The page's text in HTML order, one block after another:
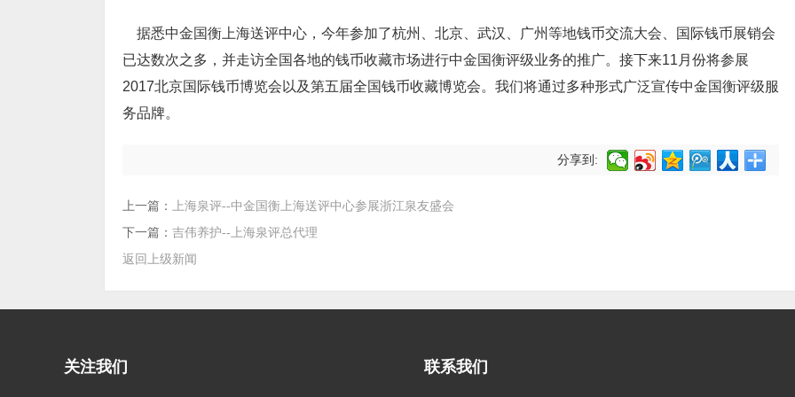
据悉中金国衡上海送评中心，今年参加了杭州、北京、武汉、广州等地钱币交流大会、国际钱币展销会
已达数次之多，并走访全国各地的钱币收藏市场进行中金国衡评级业务的推广。接下来11 月份将参展
2017北京国际钱币博览会以及第五届全国钱币收藏博览会。我们将通过多种形式广泛宣传中金国衡评级服
务品牌。
分享到:
上一篇： 上海泉评--中金国衡上海送评中心参展浙江泉友盛会
下一篇： 吉伟养护--上海泉评总代理
返回上级新闻
关注我们 联系我们